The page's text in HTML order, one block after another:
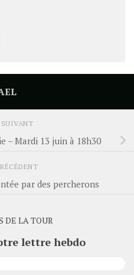
– Mardi 13 juin à 18h30
par des percherons
DE LA TOUR
lettre hebdo